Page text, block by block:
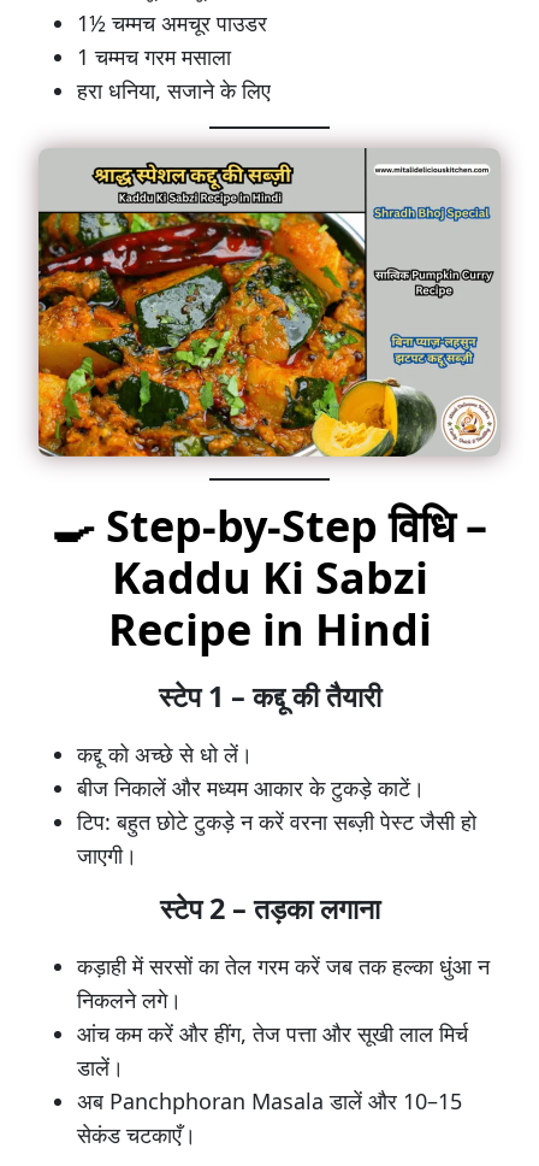
1½ चम्मच अमचूर पाउडर
1 चम्मच गरम मसाला
हरा धनिया, सजाने के लिए
🍳 Step-by-Step विधि –
Kaddu Ki Sabzi
Recipe in Hindi
स्टेप 1 – कद्दू की तैयारी
कद्दू को अच्छे से धो लें।
बीज निकालें और मध्यम आकार के टुकड़े काटें।
टिप: बहुत छोटे टुकड़े न करें वरना सब्ज़ी पेस्ट जैसी हो
जाएगी।
स्टेप 2 – तड़का लगाना
कड़ाही में सरसों का तेल गरम करें जब तक हल्का धुंआ न
निकलने लगे।
आंच कम करें और हींग, तेज पत्ता और सूखी लाल मिर्च
डालें।
अब Panchphoran Masala डालें और 10–15
सेकंड चटकाएँ।